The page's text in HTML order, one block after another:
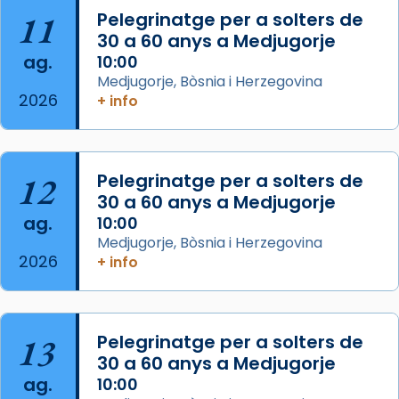
concelebrat el bisbe auxiliar de Barcelona,
Mons. David Abadías.
📸 Dr. G. Simón
Photo
View on Facebook · Share
Arquebisbat de Barcelona
2 weeks ago
Memòria de les santes Juliana i
Semproniana, verges i màrtirs.
Semproniana (“relatiu a Semprònia =
eterna”) són deixebles seves. I l’any 1667, el
frare Joan Gaspar Roig, afirma en una obra
11
ag.
2026
Pelegrinatge per a solters de
30 a 60 anys a Medjugorje
10:00
Medjugorje, Bòsnia i Herzegovina
+ info
12
ag.
2026
Pelegrinatge per a solters de
30 a 60 anys a Medjugorje
10:00
Medjugorje, Bòsnia i Herzegovina
+ info
13
ag.
Pelegrinatge per a solters de
30 a 60 anys a Medjugorje
10:00